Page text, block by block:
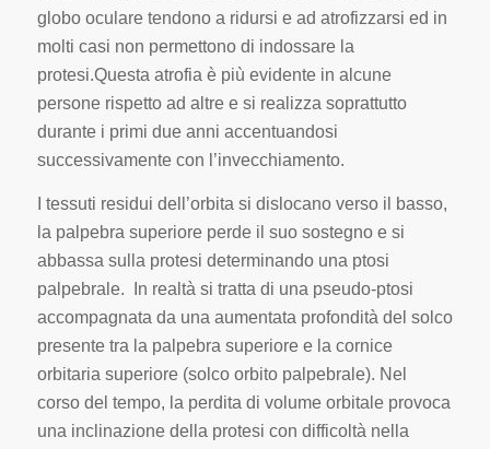
globo oculare tendono a ridursi e ad atrofizzarsi ed in
molti casi non permettono di indossare la
protesi.Questa atrofia è più evidente in alcune
persone rispetto ad altre e si realizza soprattutto
durante i primi due anni accentuandosi
successivamente con l’invecchiamento.
I tessuti residui dell’orbita si dislocano verso il basso,
la palpebra superiore perde il suo sostegno e si
abbassa sulla protesi determinando una ptosi
palpebrale.
In realtà si tratta di una pseudo-ptosi
accompagnata da una aumentata profondità del solco
presente tra la palpebra superiore e la cornice
orbitaria superiore (solco orbito palpebrale). Nel
corso del tempo, la perdita di volume orbitale provoca
una inclinazione della protesi con difficoltà nella